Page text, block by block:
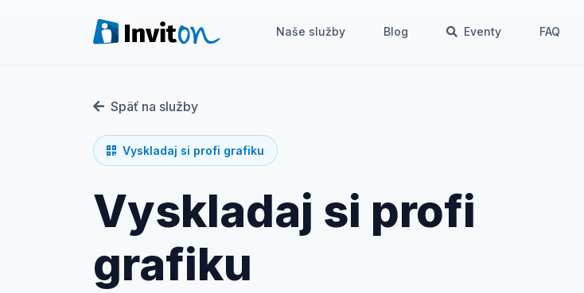
Naše služby Blog Eventy FAQ
Naše služby
Blog
Eventy
FAQ
Kontakt
Prepnúť na tmavý režim
Späť na služby
Vyskladaj si profi grafiku
Vyskladaj si profi
grafiku